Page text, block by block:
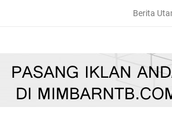
Berita